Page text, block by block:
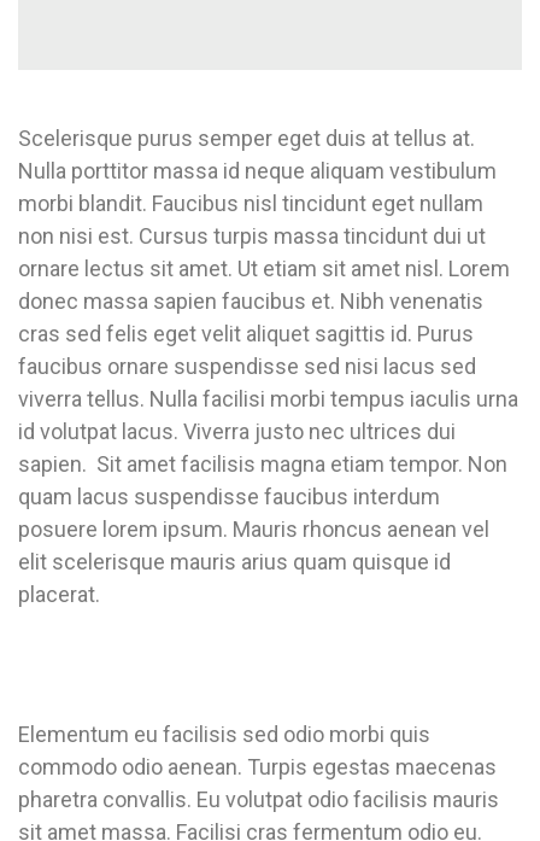
Scelerisque purus semper eget duis at tellus at.
Nulla porttitor massa id neque aliquam vestibulum
morbi blandit. Faucibus nisl tincidunt eget nullam
non nisi est. Cursus turpis massa tincidunt dui ut
ornare lectus sit amet. Ut etiam sit amet nisl. Lorem
donec massa sapien faucibus et. Nibh venenatis
cras sed felis eget velit aliquet sagittis id. Purus
faucibus ornare suspendisse sed nisi lacus sed
viverra tellus. Nulla facilisi morbi tempus iaculis urna
id volutpat lacus. Viverra justo nec ultrices dui
sapien. Sit amet facilisis magna etiam tempor. Non
quam lacus suspendisse faucibus interdum
posuere lorem ipsum. Mauris rhoncus aenean vel
elit scelerisque mauris arius quam quisque id
placerat.
Elementum eu facilisis sed odio morbi quis
commodo odio aenean. Turpis egestas maecenas
pharetra convallis. Eu volutpat odio facilisis mauris
sit amet massa. Facilisi cras fermentum odio eu.